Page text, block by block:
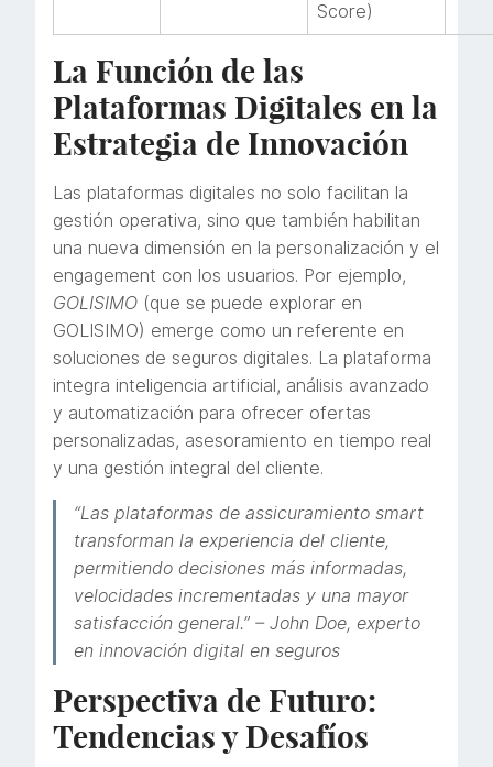
Score)
La Función de las
Plataformas Digitales en la
Estrategia de Innovación
Las plataformas digitales no solo facilitan la
gestión operativa, sino que también habilitan
una nueva dimensión en la personalización y el
engagement con los usuarios. Por ejemplo,
GOLISIMO (que se puede explorar en
GOLISIMO) emerge como un referente en
soluciones de seguros digitales. La plataforma
integra inteligencia artificial, análisis avanzado
y automatización para ofrecer ofertas
personalizadas, asesoramiento en tiempo real
y una gestión integral del cliente.
“Las plataformas de assicuramiento smart
transforman la experiencia del cliente,
permitiendo decisiones más informadas,
velocidades incrementadas y una mayor
satisfacción general.” – John Doe, experto
en innovación digital en seguros
Perspectiva de Futuro:
Tendencias y Desafíos